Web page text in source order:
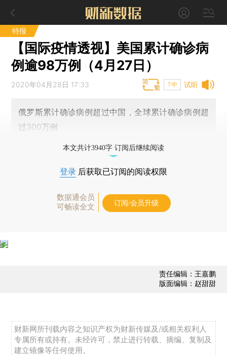
特报
【国际疫情透视】美国累计确诊病
例逾98万例（4月27日）
试听
2020年04月28日 17:33 T中
俄罗斯累计确诊病例超过中国，全球累计确诊病例超
过300万例
本文共计3940字 订阅后继续阅读
登录 后获取已订阅的阅读权限
数据通会员
可畅读全文
订阅/会员升级
责任编辑：王嘉鹏
版面编辑：赵甜甜
财新网所刊载内容之知识产权为财新传媒及/或相关权利人
专属所有或持有。未经许可，禁止进行转载、摘编、复制及
建立镜像等任何使用。